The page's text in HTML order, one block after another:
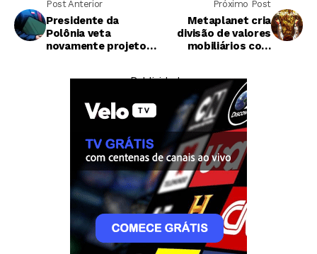
Post Anterior
Presidente da
Polônia veta
novamente projeto
Próximo Post
Metaplanet cria
divisão de valores
mobiliários com
— Publicidade —